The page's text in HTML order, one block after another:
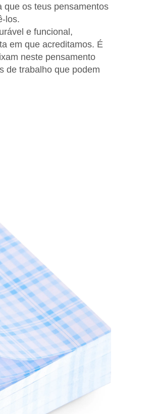
que os teus pensamentos
los.
e funcional,
em que acreditamos. É
neste pensamento
de trabalho que podem